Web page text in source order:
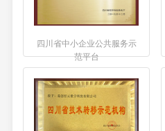
四川省中小企业公共服务示
范平台